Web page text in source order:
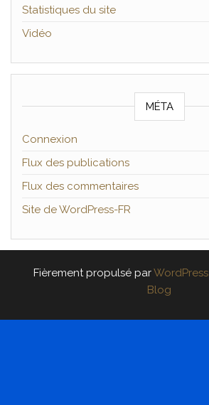
Statistiques du site
Vidéo
MÉTA
Connexion
Flux des publications
Flux des commentaires
Site de WordPress-FR
Fièrement propulsé parWordPress
Blog